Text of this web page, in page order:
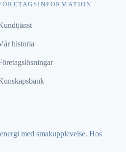
historia
med smakupplevelse. Hos